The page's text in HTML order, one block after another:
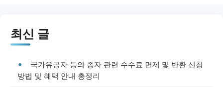
최신 글
국가유공자 등의 종자 관련 수수료 면제 및 반환 신청
방법 및 혜택 안내 총정리